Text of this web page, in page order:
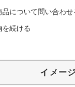
品について問い合わせ
を続ける
イメージ